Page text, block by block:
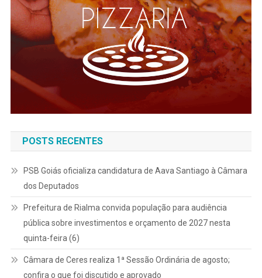
POSTS RECENTES
PSB Goiás oficializa candidatura de Aava Santiago à Câmara
dos Deputados
Prefeitura de Rialma convida população para audiência
pública sobre investimentos e orçamento de 2027 nesta
quinta-feira (6)
Câmara de Ceres realiza 1ª Sessão Ordinária de agosto;
confira o que foi discutido e aprovado